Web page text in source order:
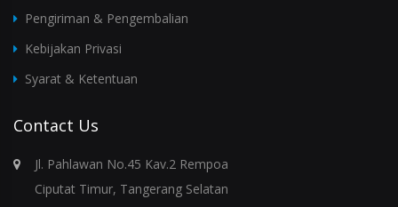
Pengiriman & Pengembalian
Kebijakan Privasi
Syarat & Ketentuan
Contact Us
Jl. Pahlawan No.45 Kav.2 Rempoa
Ciputat Timur, Tangerang Selatan